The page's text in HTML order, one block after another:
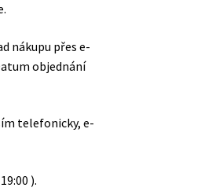
nákupu přes e-
objednání
telefonicky, e-
).